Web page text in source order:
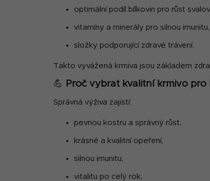
optimální podíl bílkovin pro růst
vitamíny a minerály pro silnou imunitu,
složky podporující zdravé trávení.
Takto vyvážená krmiva jsou základem
💪 Proč vybrat kvalitní krmivo pro
Správná výživa zajistí:
pevnou kostru a správný růst,
krásné a kvalitní opeření,
silnou imunitu,
vitalitu po celý rok,